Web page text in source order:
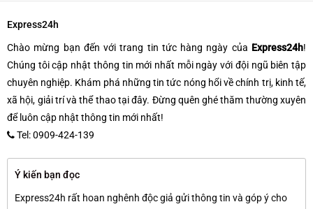
Express24h
Chào mừng bạn đến với trang tin tức hàng ngày của Express24h!
Chúng tôi cập nhật thông tin mới nhất mỗi ngày với đội ngũ biên tập
chuyên nghiệp. Khám phá những tin tức nóng hổi về chính trị, kinh tế,
xã hội, giải trí và thể thao tại đây. Đừng quên ghé thăm thường xuyên
để luôn cập nhật thông tin mới nhất!
Tel: 0909-424-139
Ý kiến bạn đọc
Express24h rất hoan nghênh độc giả gửi thông tin và góp ý cho